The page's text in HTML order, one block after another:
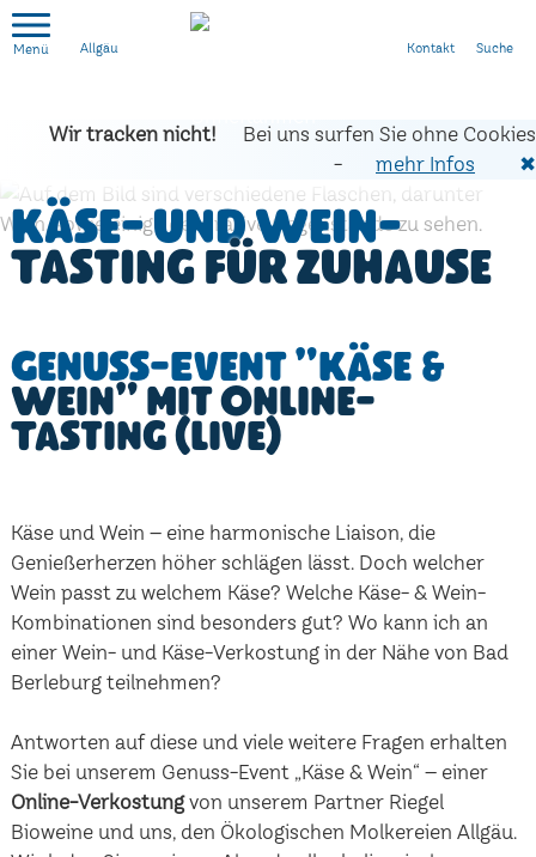
Allgäu
Wir tracken nicht!
Bei uns surfen Sie ohne Cookies
-
mehr Infos ✖
Käse- und Wein-
Tasting für zuhause
Genuss-Event "Käse &
Wein" mit Online-
Tasting (live)
Käse und Wein – eine harmonische Liaison, die
Genießerherzen höher schlägen lässt. Doch welcher
Wein passt zu welchem Käse? Welche Käse- & Wein-
Kombinationen sind besonders gut? Wo kann ich an
einer Wein- und Käse-Verkostung in der Nähe von Bad
Berleburg teilnehmen?
Antworten auf diese und viele weitere Fragen erhalten
Sie bei unserem Genuss-Event „Käse & Wein“ – einer
Online-Verkostungvon unserem Partner Riegel
Bioweine und uns, den Ökologischen Molkereien Allgäu.